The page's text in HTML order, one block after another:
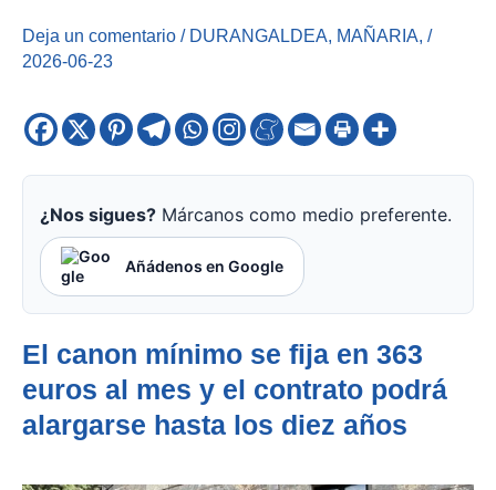
Deja un comentario / DURANGALDEA, MAÑARIA, /
2026-06-23
¿Nos sigues? Márcanos como medio preferente.
Añádenos en Google
El canon mínimo se fija en 363
euros al mes y el contrato podrá
alargarse hasta los diez años